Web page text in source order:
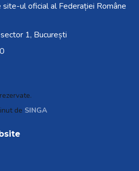
ul oficial al Federației Române
1, București
de SINGA